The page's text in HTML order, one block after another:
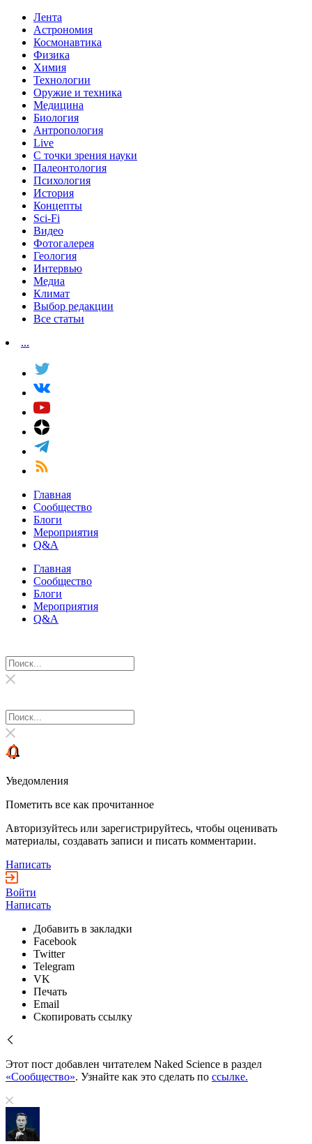
Лента
Астрономия
Космонавтика
Физика
Химия
Технологии
Оружие и техника
Медицина
Биология
Антропология
Live
С точки зрения науки
Палеонтология
Психология
История
Концепты
Sci-Fi
Видео
Фотогалерея
Геология
Интервью
Медиа
Климат
Выбор редакции
Все статьи
...
Главная
Сообщество
Блоги
Мероприятия
Q&A
Главная
Сообщество
Блоги
Мероприятия
Q&A
Уведомления
Пометить все как прочитанное
Авторизуйтесь или зарегистрируйтесь, чтобы оценивать
материалы, создавать записи и писать комментарии.
Написать
Войти
Написать
Добавить в закладки
Facebook
Twitter
Telegram
VK
Печать
Email
Скопировать ссылку
Этот пост добавлен читателем Naked Science в раздел
«Сообщество». Узнайте как это сделать по ссылке.